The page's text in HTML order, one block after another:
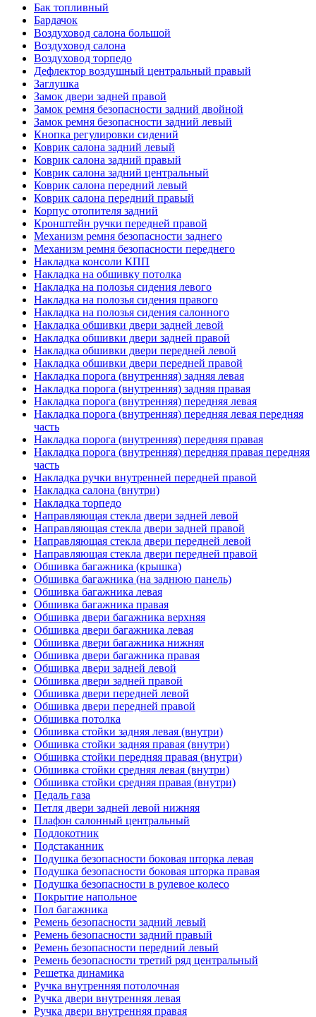
Бак топливный
Бардачок
Воздуховод салона большой
Воздуховод салона
Воздуховод торпедо
Дефлектор воздушный центральный правый
Заглушка
Замок двери задней правой
Замок ремня безопасности задний двойной
Замок ремня безопасности задний левый
Кнопка регулировки сидений
Коврик салона задний левый
Коврик салона задний правый
Коврик салона задний центральный
Коврик салона передний левый
Коврик салона передний правый
Корпус отопителя задний
Кронштейн ручки передней правой
Механизм ремня безопасности заднего
Механизм ремня безопасности переднего
Накладка консоли КПП
Накладка на обшивку потолка
Накладка на полозья сидения левого
Накладка на полозья сидения правого
Накладка на полозья сидения салонного
Накладка обшивки двери задней левой
Накладка обшивки двери задней правой
Накладка обшивки двери передней левой
Накладка обшивки двери передней правой
Накладка порога (внутренняя) задняя левая
Накладка порога (внутренняя) задняя правая
Накладка порога (внутренняя) передняя левая
Накладка порога (внутренняя) передняя левая передняя
часть
Накладка порога (внутренняя) передняя правая
Накладка порога (внутренняя) передняя правая передняя
часть
Накладка ручки внутренней передней правой
Накладка салона (внутри)
Накладка торпедо
Направляющая стекла двери задней левой
Направляющая стекла двери задней правой
Направляющая стекла двери передней левой
Направляющая стекла двери передней правой
Обшивка багажника (крышка)
Обшивка багажника (на заднюю панель)
Обшивка багажника левая
Обшивка багажника правая
Обшивка двери багажника верхняя
Обшивка двери багажника левая
Обшивка двери багажника нижняя
Обшивка двери багажника правая
Обшивка двери задней левой
Обшивка двери задней правой
Обшивка двери передней левой
Обшивка двери передней правой
Обшивка потолка
Обшивка стойки задняя левая (внутри)
Обшивка стойки задняя правая (внутри)
Обшивка стойки передняя правая (внутри)
Обшивка стойки средняя левая (внутри)
Обшивка стойки средняя правая (внутри)
Педаль газа
Петля двери задней левой нижняя
Плафон салонный центральный
Подлокотник
Подстаканник
Подушка безопасности боковая шторка левая
Подушка безопасности боковая шторка правая
Подушка безопасности в рулевое колесо
Покрытие напольное
Пол багажника
Ремень безопасности задний левый
Ремень безопасности задний правый
Ремень безопасности передний левый
Ремень безопасности третий ряд центральный
Решетка динамика
Ручка внутренняя потолочная
Ручка двери внутренняя левая
Ручка двери внутренняя правая